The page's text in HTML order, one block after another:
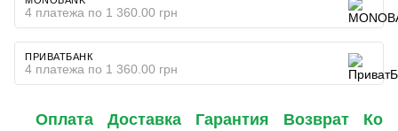
4 платежа по 1 360.00 грн
ПРИВАТБАНК
4 платежа по 1 360.00 грн
Оплата Доставка Гарантия Возврат